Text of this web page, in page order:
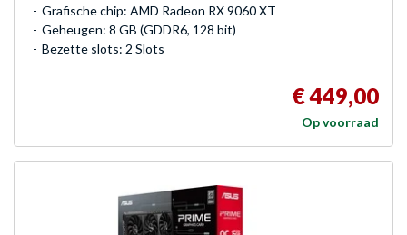
Grafische chip: AMD Radeon RX 9060 XT
Geheugen: 8 GB (GDDR6, 128 bit)
Bezette slots: 2 Slots
€ 449,00
Op voorraad